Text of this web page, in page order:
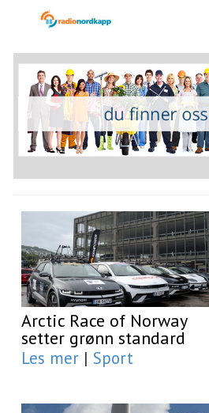
Arctic Race of Norway
setter grønn standard
Les mer | Sport